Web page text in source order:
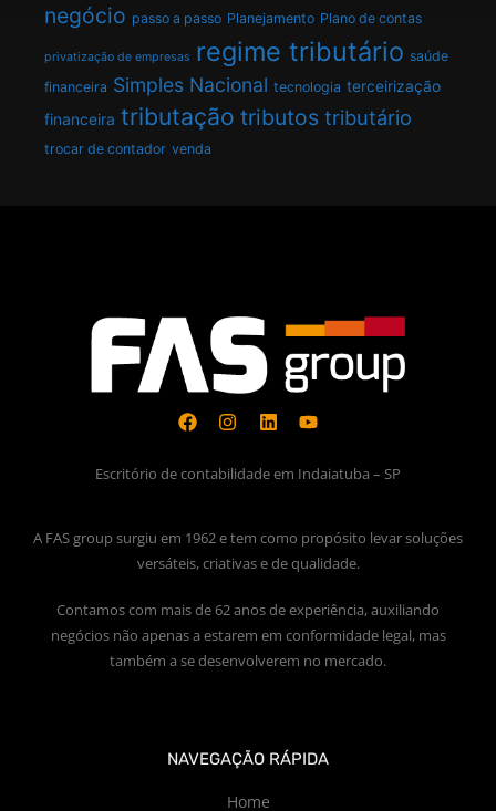
negócio passo a passo Planejamento Plano de contas
privatização de empresas regime tributário saúde
financeira Simples Nacional tecnologia terceirização
financeira tributação tributos tributário
trocar de contador venda
Escritório de contabilidade em Indaiatuba – SP
A FAS group surgiu em 1962 e tem como propósito levar soluções
versáteis, criativas e de qualidade.
Contamos com mais de 62 anos de experiência, auxiliando
negócios não apenas a estarem em conformidade legal, mas
também a se desenvolverem no mercado.
NAVEGAÇÃO RÁPIDA
Home